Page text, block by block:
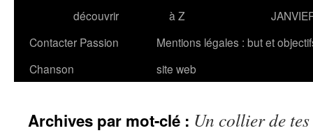
découvrir
à Z
Contacter Passion
Chanson
Mentions légales : but et
site web
Archives par mot-clé : Un collier de